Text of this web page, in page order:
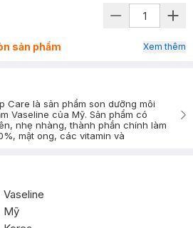
sản phẩm Xem thêm
Care là sản phẩm son dưỡng môi
Vaseline của Mỹ. Sản phẩm có
nhẹ nhàng, thành phần chính làm
mật ong, các vitamin và
Vaseline
Mỹ